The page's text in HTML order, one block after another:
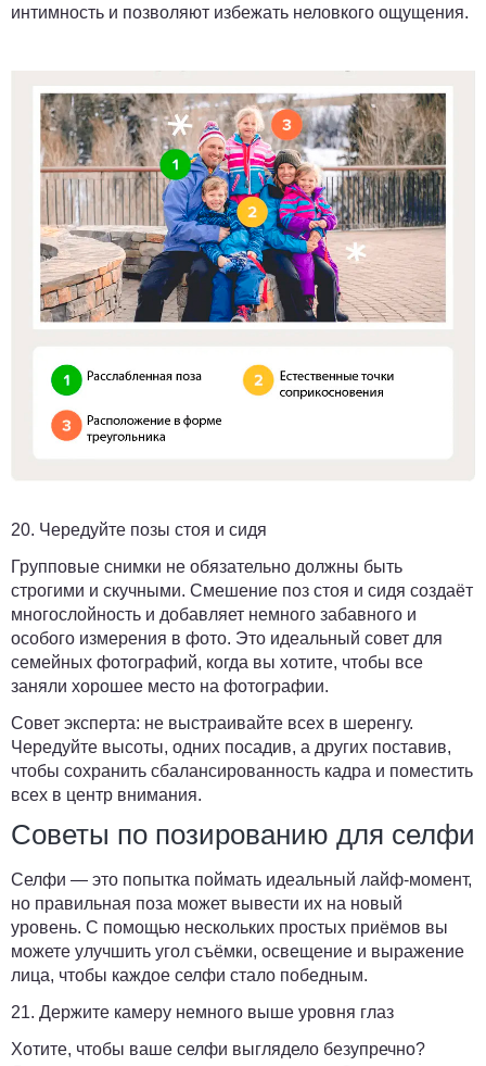
интимность и позволяют избежать неловкого ощущения.
20. Чередуйте позы стоя и сидя
Групповые снимки не обязательно должны быть
строгими и скучными. Смешение поз стоя и сидя создаёт
многослойность и добавляет немного забавного и
особого измерения в фото. Это идеальный совет для
семейных фотографий, когда вы хотите, чтобы все
заняли хорошее место на фотографии.
Совет эксперта: не выстраивайте всех в шеренгу.
Чередуйте высоты, одних посадив, а других поставив,
чтобы сохранить сбалансированность кадра и поместить
всех в центр внимания.
Советы по позированию для селфи
Селфи — это попытка поймать идеальный лайф-момент,
но правильная поза может вывести их на новый
уровень. С помощью нескольких простых приёмов вы
можете улучшить угол съёмки, освещение и выражение
лица, чтобы каждое селфи стало победным.
21. Держите камеру немного выше уровня глаз
Хотите, чтобы ваше селфи выглядело безупречно?